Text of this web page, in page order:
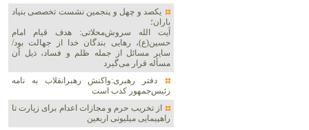
یکصد و چهل و پنجمین نشست تخصصی بنیاد
باران؛
آیت الله سروش‌محلاتی: هدف قیام امام
حسین(ع)، رهایی بندگان خدا از جهالت بود/
سایر مسائل از جمله ظلم و فساد، ذیل آن
مسأله قرار می‌گیرد
دفتر رهبری:واکنش رهبرانقلاب به نامه
رئیس‌جمهور کذب است
از تخریب حرم و مجازات اعدام برای زیارت تا
راهپیمایی میلیونی اربعین